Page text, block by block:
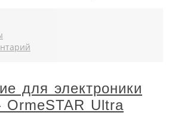
для электроники
Ultra